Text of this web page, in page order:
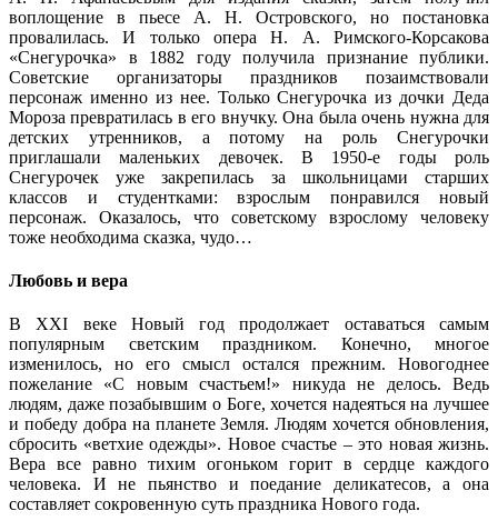
воплощение в пьесе А. Н. Островского, но постановка
провалилась. И только опера Н. А. Римского-Корсакова
«Снегурочка» в 1882 году получила признание публики.
Советские организаторы праздников позаимствовали
персонаж именно из нее. Только Снегурочка из дочки Деда
Мороза превратилась в его внучку. Она была очень нужна для
детских утренников, а потому на роль Снегурочки
приглашали маленьких девочек. В 1950-е годы роль
Снегурочек уже закрепилась за школьницами старших
классов и студентками: взрослым понравился новый
персонаж. Оказалось, что советскому взрослому человеку
тоже необходима сказка, чудо…
Любовь и вера
В XXI веке Новый год продолжает оставаться самым
популярным светским праздником. Конечно, многое
изменилось, но его смысл остался прежним. Новогоднее
пожелание «С новым счастьем!» никуда не делось. Ведь
людям, даже позабывшим о Боге, хочется надеяться на лучшее
и победу добра на планете Земля. Людям хочется обновления,
сбросить «ветхие одежды». Новое счастье – это новая жизнь.
Вера все равно тихим огоньком горит в сердце каждого
человека. И не пьянство и поедание деликатесов, а она
составляет сокровенную суть праздника Нового года.